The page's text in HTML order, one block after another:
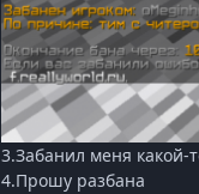
3.Забанил меня какой-
4.Прошу разбана